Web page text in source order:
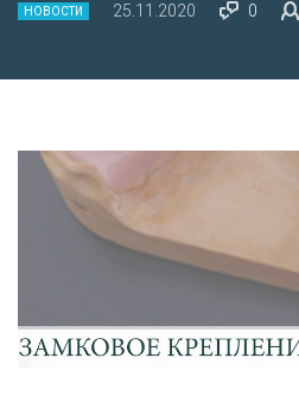
НОВОСТИ 25.11.2020 0